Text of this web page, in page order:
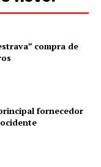
compra de
fornecedor